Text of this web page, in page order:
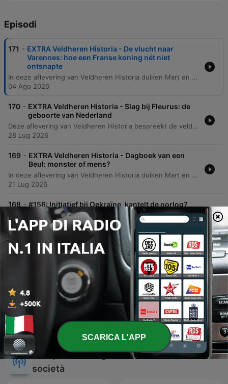
Episodi
171 - EXTRA Veldheren Historia - De vlucht naar
Varennes: hoe een Franse koning nét niet
ontsnapte
In deze aflevering van Veldheren Historia duiken Mart en Tom in een dramatisch moment uit de Franse geschiedenis: de vlucht van koning Lodewijk XVI en Marie Antoinette. Het verhaal volgt de stalmeester Drouet, die het koninklijk paar herkent in een koets en besluit hen te volgen naar het dorp Varennes. De spanning stijgt wanneer de koninklijke familie vastloopt in het dorp door een gebrek aan verse paarden. Ondanks de waarschuwingen van Drouet en de onrust in de lokale herberg, lijken de papieren aanvankelijk in orde. De aflevering beschrijft de emotionele confrontatie tussen de vluchtende vorsten en de lokale bevolking, eindigend met een tragisch besef dat hun toekomst definitief is veranderd.
04 Ago 2026
170 - EXTRA Veldheren Historia - Slag bij Fleurus: de
geboorte van Nederland
Deze aflevering van Veldheren Historia bespreekt de veldslag bij Fleurus en de enorme historische impact ervan. De discussie focust op hoe de Franse overwinning leidde tot de val van de Oostenrijkse Nederlanden, de transformatie van de Nederlandse Republiek naar een koninkrijk en het einde van de Terreur in Frankrijk. Daarnaast wordt de eerste inzet van luchtballonnen als militaire technologie besproken. Hoewel de effectiviteit destijds beperkt was door communicatieproblemen, wordt de veldslag gezien als de geboorte van de derde dimensie in oorlogsvoering: de luchtmacht.
28 Lug 2026
169 - EXTRA Veldheren Historia - Dagboek van een
Beul: monster of mens?
In deze aflevering van Veldheren Historia duiken Mart en Tom in de meest gruwelijke aspecten van historische straffen en executies. De podcast belicht hoe figuren zoals Frans II spectaculaire 'special effects' gebruikten tijdens publieke executies om het publiek te vermaken, inclusief het gebruik van buskruit. Daarnaast worden specifieke historische misdaden besproken, variërend van brute overvallen en brandstichting tot geweld tegen minderjarigen, en de bijbehorende meedogenloze sancties zoals het radbraken en de brandstapel.
21 Lug 2026
168 - #156: Initiatief bij Oekraïne, kantelt de oorlog?
In deze aflevering bespreken de gasten persoonlijke anekdotes over diplomatieke geschenken voordat ze dieper ingaan op de militaire situatie in Oekraïne. De discussie analyseert de huidige status quo aan het front, waarbij de Russische opmars vertraagt en de oorlog transformeert in een technologische uitputtingsslag. Daarnaast wordt de onvoorspelbare Russische strategie en de mogelijke escalatie tegen de NAVO-oostflank geanalyseerd, inclusief de rol van China bij het voorkomen van nucleaire escalatie. De aflevering behandelt tevens geopolitieke spanningen in het Midden-Oosten, de impact van Trump op de NAVO en de noodzaak van Europees leiderschap.
15 Lug 2026
167 - #155: De NAVO-top: blijven de Amerikanen aan
boord?
In deze aflevering analyseren de gasten de NAVO-top in Ankara en de kritiek op de Nederlandse inlichtingendiensten die de Russische invasie van Oekraïne onjuist inschatten. De discussie behandelt de huidige uitputtingsoorlog in Oekraïne, de strategische noodzaak van luchtverdediging en de impact van aanvallen op de Krim en Russische logistieke lijnen. Daarnaast wordt de geopolitieke spanning in het Midden-Oosten besproken, inclusief de situatie in Gaza en de Westbank. Tot slot wordt de focus gelegd op de Europese defensie-uitgaven, de uitdagingen rondom de rol van de Verenigde Staten onder Trump en de lessen uit de nieuwe Nederlandse defensienota wat betreft innovatie en maatschappelijke weerbaarheid.
Mostra più episodi
Altri podcast di genere Cultura e
società
Vedi tutti
SCARICA L'APP